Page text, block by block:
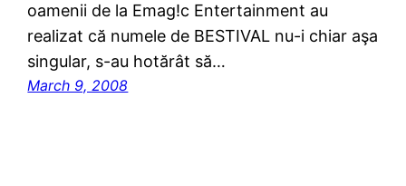
oamenii de la Emag!c Entertainment au
realizat că numele de BESTIVAL nu-i chiar aşa
singular, s-au hotărât să…
March 9, 2008